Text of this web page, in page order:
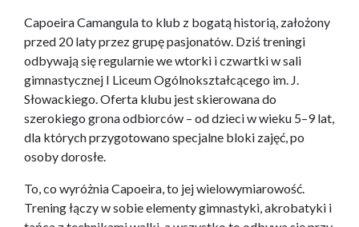
Capoeira Camangula to klub z bogatą historią, założony
przed 20 laty przez grupę pasjonatów. Dziś treningi
odbywają się regularnie we wtorki i czwartki w sali
gimnastycznej I Liceum Ogólnokształcącego im. J.
Słowackiego. Oferta klubu jest skierowana do
szerokiego grona odbiorców – od dzieci w wieku 5–9 lat,
dla których przygotowano specjalne bloki zajęć, po
osoby dorosłe.
To, co wyróżnia Capoeira, to jej wielowymiarowość.
Trening łączy w sobie elementy gimnastyki, akrobatyki i